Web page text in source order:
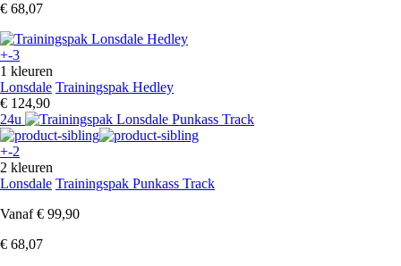
€ 68,07
+-3
1 kleuren
Lonsdale Trainingspak Hedley
€ 124,90
24u
+-2
2 kleuren
Lonsdale Trainingspak Punkass Track
Vanaf € 99,90
€ 68,07